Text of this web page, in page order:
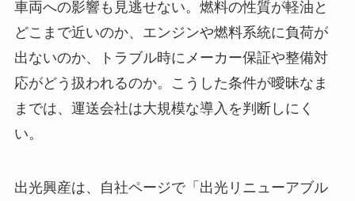
車両への影響も見逃せない。燃料の性質が軽油と
どこまで近いのか、エンジンや燃料系統に負荷が
出ないのか、トラブル時にメーカー保証や整備対
応がどう扱われるのか。こうした条件が曖昧なま
までは、運送会社は大規模な導入を判断しにく
い。
出光興産は、自社ページで「出光リニューアブル